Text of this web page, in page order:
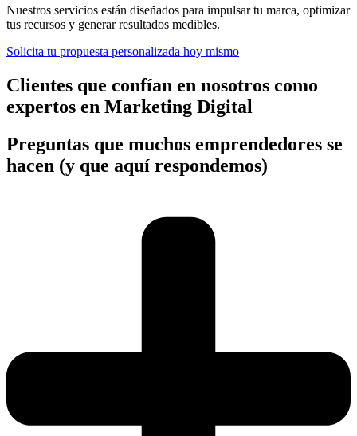
Nuestros servicios están diseñados para impulsar tu marca, optimizar
tus recursos y generar resultados medibles.
Solicita tu propuesta personalizada hoy mismo
Clientes que confían en nosotros como
expertos en Marketing Digital
Preguntas que muchos emprendedores se
hacen (y que aquí respondemos)